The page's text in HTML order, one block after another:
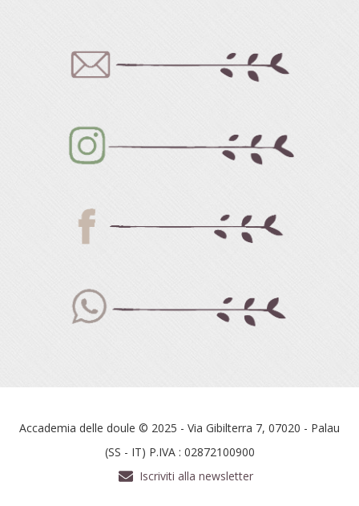
Accademia delle doule © 2025 - Via Gibilterra 7, 07020 - Palau
(SS - IT) P.IVA : 02872100900
Iscriviti alla newsletter